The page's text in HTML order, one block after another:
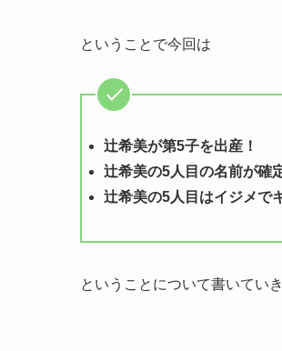
ということで今回は
辻希美が第5子を出産！
辻希美の5人目の名前が確
辻希美の5人目はイジメで
ということについて書いてい